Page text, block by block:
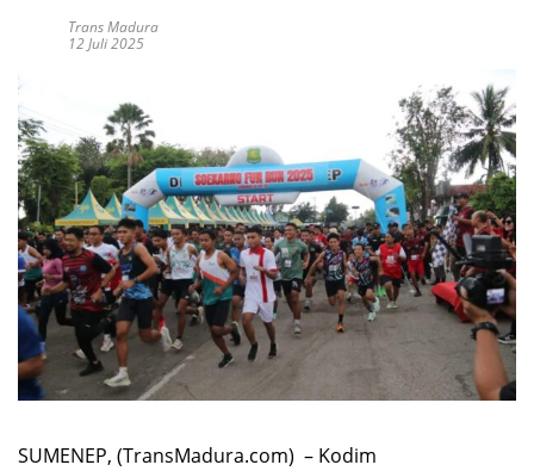
Trans Madura
12 Juli 2025
SUMENEP, (TransMadura.com) – Kodim